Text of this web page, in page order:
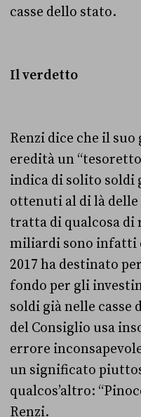
casse dello stato.
Il verdetto
Renzi dice che il
eredità un
indica di solito soldi
ottenuti al di là
tratta di qualcosa di
miliardi sono infatti
2017 ha destinato
fondo per gli
soldi già nelle casse
del Consiglio usa
errore
un significato
qualcos’altro:
Renzi.